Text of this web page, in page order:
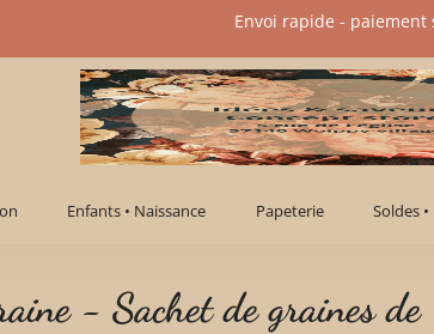
Envoi rapide - paiement
Enfants • Naissance Papeterie Soldes
- Sachet de graines